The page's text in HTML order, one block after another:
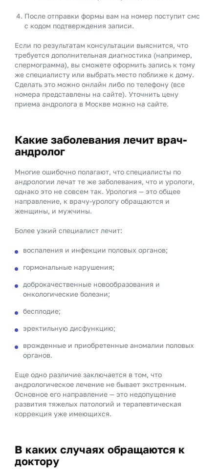
После отправки формы вам на номер поступит смс
с кодом подтверждения записи.
Если по результатам консультации выяснится, что
требуется дополнительная диагностика (например,
спермограмма), вы сможете оформить запись к тому
же специалисту или выбрать место поближе к дому.
Сделать это можно онлайн либо по телефону (все
номера представлены на сайте). Уточнить цену
приема андролога в Москве можно на сайте.
Какие заболевания лечит врач-
андролог
Многие ошибочно полагают, что специалисты по
андрологии лечат те же заболевания, что и урологи,
однако это не совсем так. Урология — это общее
направление, к врачу-урологу обращаются и
женщины, и мужчины.
Более узкий специалист лечит:
воспаления и инфекции половых органов;
гормональные нарушения;
доброкачественные новообразования и
онкологические болезни;
бесплодие;
эректильную дисфункцию;
врожденные и приобретенные аномалии половых
органов.
Еще одно различие заключается в том, что
андрологическое лечение не бывает экстренным.
Основное его направление — это недопущение
развития тяжелых патологий и терапевтическая
коррекция уже имеющихся.
В каких случаях обращаются к
доктору